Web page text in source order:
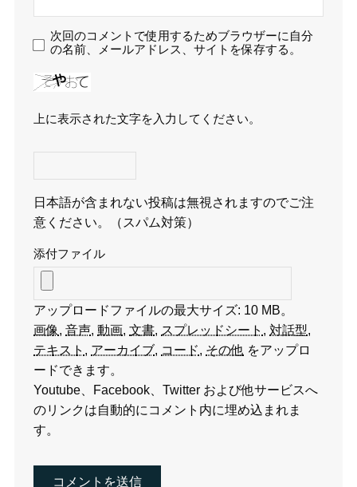
次回のコメントで使用するためブラウザーに自分
の名前、メールアドレス、サイトを保存する。
上に表示された文字を入力してください。
日本語が含まれない投稿は無視されますのでご注
意ください。（スパム対策）
添付ファイル
アップロードファイルの最大サイズ: 10 MB。
画像,音声,動画,文書, スプレッドシート ,対話型,
テキスト , アーカイブ, コード, その他 をアップロ
ードできます。
Youtube、Facebook、Twitter および他サービスへ
のリンクは自動的にコメント内に埋め込まれま
す。